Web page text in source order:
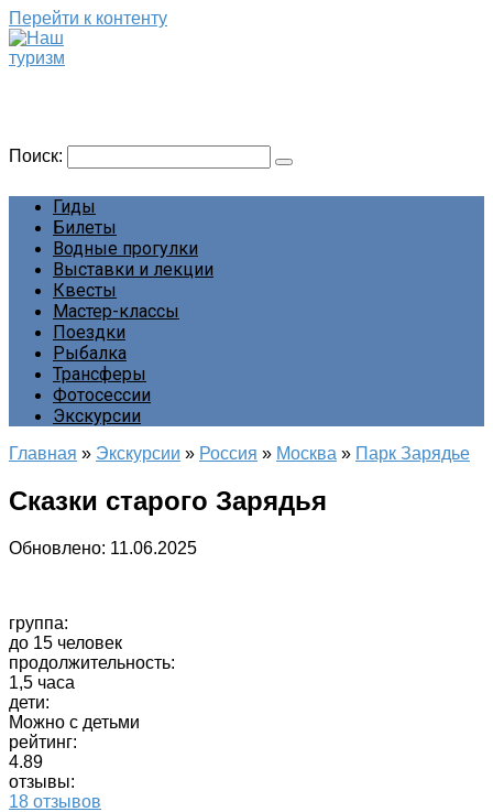
Перейти к контенту
Поиск:
Гиды
Билеты
Водные прогулки
Выставки и лекции
Квесты
Мастер-классы
Поездки
Рыбалка
Трансферы
Фотосессии
Экскурсии
Главная » Экскурсии » Россия » Москва » Парк Зарядье
Сказки старого Зарядья
Обновлено: 11.06.2025
группа:
до 15 человек
продолжительность:
1,5 часа
дети:
Можно с детьми
рейтинг:
4.89
отзывы:
18 отзывов